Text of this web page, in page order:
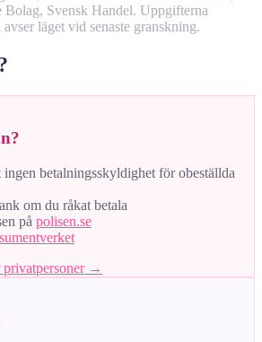
Bolag, Svensk Handel. Uppgifterna
läget vid senaste granskning.
betalningsskyldighet för obeställda
om du råkat betala
på polisen.se
→